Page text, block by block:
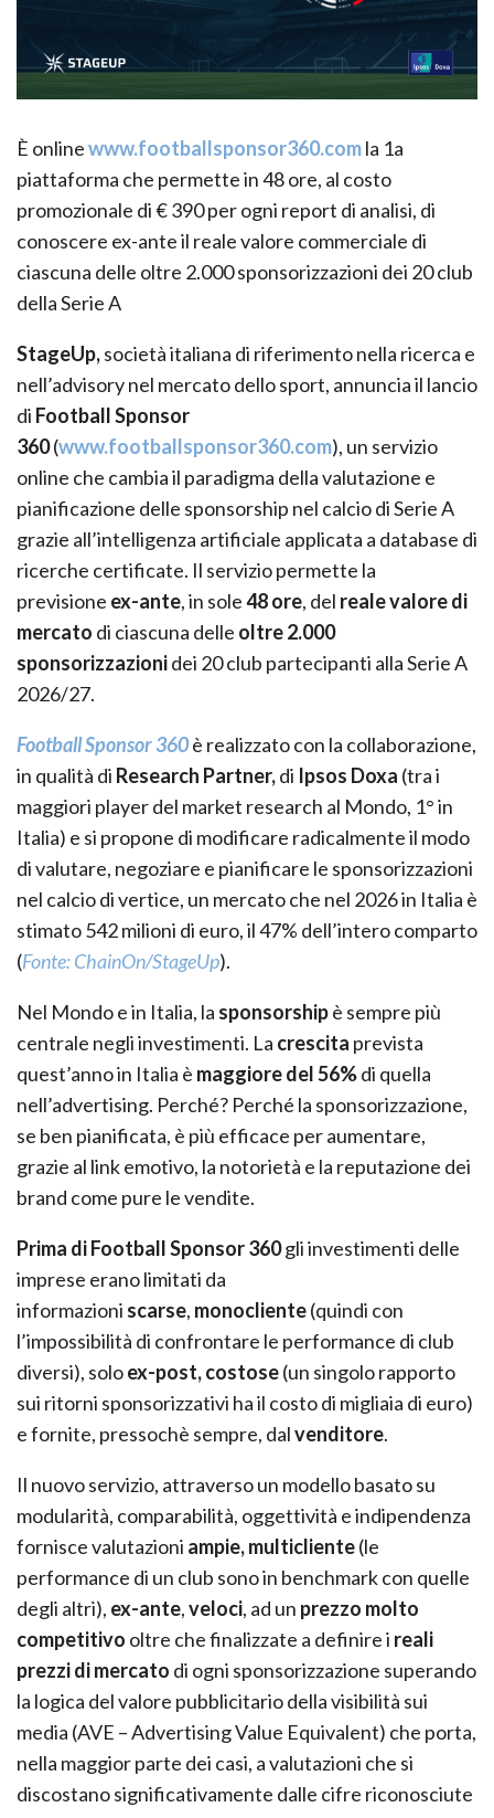
È onlinewww.footballsponsor360.comla 1a
piattaforma che permette in 48 ore, al costo
promozionale di € 390 per ogni report di analisi, di
conoscere ex-ante il reale valore commerciale di
ciascuna delle oltre 2.000 sponsorizzazioni dei 20 club
della Serie A
StageUp,società italiana di riferimento nella ricerca e
nell’advisory nel mercato dello sport, annuncia il lancio
di Football Sponsor
360(www.footballsponsor360.com), un servizio
online che cambia il paradigma della valutazione e
pianificazione delle sponsorship nel calcio di Serie A
grazie all’intelligenza artificiale applicata a database di
ricerche certificate. Il servizio permette la
previsione ex-ante, in sole48 ore, del reale valore di
mercato di ciascuna delle oltre 2.000
sponsorizzazionidei 20 club partecipanti alla Serie A
2026/27.
Football Sponsor 360è realizzato con la collaborazione,
in qualità di Research Partner,di Ipsos Doxa (tra i
maggiori player del market research al Mondo, 1° in
Italia) e si propone di modificare radicalmente il modo
di valutare, negoziare e pianificare le sponsorizzazioni
nel calcio di vertice, un mercato che nel 2026 in Italia è
stimato 542 milioni di euro, il 47% dell’intero comparto
(Fonte: ChainOn/StageUp).
Nel Mondo e in Italia, la sponsorshipè sempre più
centrale negli investimenti. La crescita prevista
quest’anno in Italia è maggiore del 56%di quella
nell’advertising. Perché? Perché la sponsorizzazione,
se ben pianificata, è più efficace per aumentare,
grazie al link emotivo, la notorietà e la reputazione dei
brand come pure le vendite.
Prima di Football Sponsor 360gli investimenti delle
imprese erano limitati da
informazioni scarse, monocliente(quindi con
l’impossibilità di confrontare le performance di club
diversi), soloex-post,costose(un singolo rapporto
sui ritorni sponsorizzativi ha il costo di migliaia di euro)
e fornite, pressochè sempre, dalvenditore.
Il nuovo servizio, attraverso un modello basato su
modularità, comparabilità, oggettività e indipendenza
fornisce valutazioni ampie,multicliente(le
performance di un club sono in benchmark con quelle
degli altri), ex-ante,veloci, ad un prezzo molto
competitivo oltre che finalizzate a definire i reali
prezzi di mercato di ogni sponsorizzazione superando
la logica del valore pubblicitario della visibilità sui
media (AVE – Advertising Value Equivalent) che porta,
nella maggior parte dei casi, a valutazioni che si
discostano significativamente dalle cifre riconosciute